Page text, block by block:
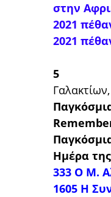
στην
2021
2021
5
Ημέρα
333 Ο Μ.
1605 Η